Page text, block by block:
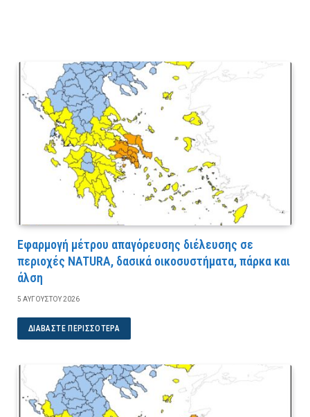
Εφαρμογή μέτρου απαγόρευσης διέλευσης σε
περιοχές NATURA, δασικά οικοσυστήματα, πάρκα και
άλση
5 ΑΥΓΟΎΣΤΟΥ 2026
ΔΙΑΒΆΣΤΕ ΠΕΡΙΣΣΌΤΕΡΑ